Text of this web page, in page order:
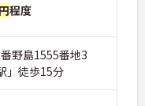
程度
野島1555番地3
」徒歩15分